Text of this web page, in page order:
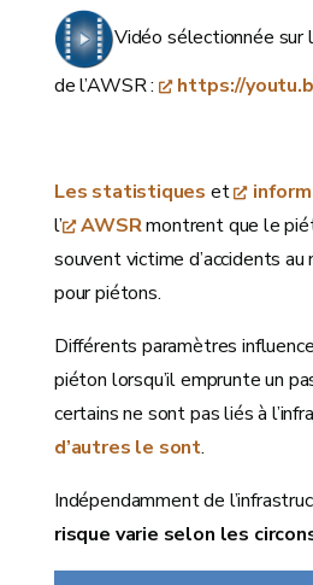
Vidéo sélectionnée sur
de l’AWSR :
https://
Les statistiques et
l’
AWSRmontrent que le
souvent victime d’accidents au
pour piétons.
Différents paramètres
piéton lorsqu’il emprunte un
certains ne sont pas liés à
d’autres le sont.
Indépendamment de
risque varie selon les